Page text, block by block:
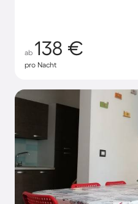
ab 138 €
pro Nacht